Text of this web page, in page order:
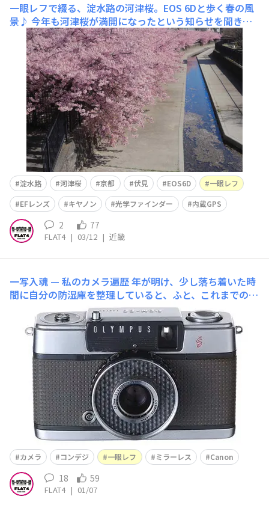
一眼レフで綴る、淀水路の河津桜。EOS 6Dと歩く春の風
景♪ 今年も河津桜が満開になったという知らせを聞き、
京都「淀水路の河津桜」を観に行ってきました。年々ここ
も有名になってきて、平日ですがコインパーキングはどこ
も満車。一か所空いていたところは「軽専用」。こういう
時、軽自動車ってラッキーだなって思います。ここは何度
か来ていますが、関西で河津桜を観られるところは
淀水路 河津桜 京都 伏見 EOS6D
一眼レフ
EFレンズ
キヤノン 光学ファインダー 内蔵GPS
2 77
FLAT4 | 03/12 | 近畿
一写入魂 — 私のカメラ遍歴年が明け、少し落ち着いた時
間に自分の防湿庫を整理していると、ふと、これまでの歩
みを支えてくれたカメラたちの顔ぶれが懐かしくなりまし
た。私の写真人生を遡ると、一台の小さなカメラに行き当
たります。父が大切にしていたOLYMPUS PEN EES(1962
年発売)。それが、私が人生で初めてシャッターを切っ
カメラ コンデジ 一眼レフ ミラーレス Canon
18 59
FLAT4 | 01/07